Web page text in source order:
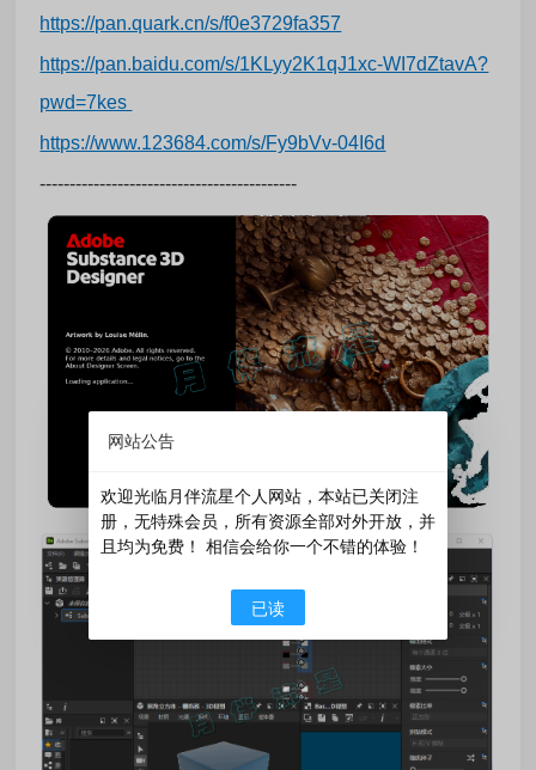
https://pan.quark.cn/s/f0e3729fa357
https://pan.baidu.com/s/1KLyy2K1qJ1xc-WI7dZtavA?
pwd=7kes
https://www.123684.com/s/Fy9bVv-04I6d
-------------------------------------------
网站公告
欢迎光临月伴流星个人网站，本站已关闭注
册，无特殊会员，所有资源全部对外开放，并
且均为免费！ 相信会给你一个不错的体验！
已读